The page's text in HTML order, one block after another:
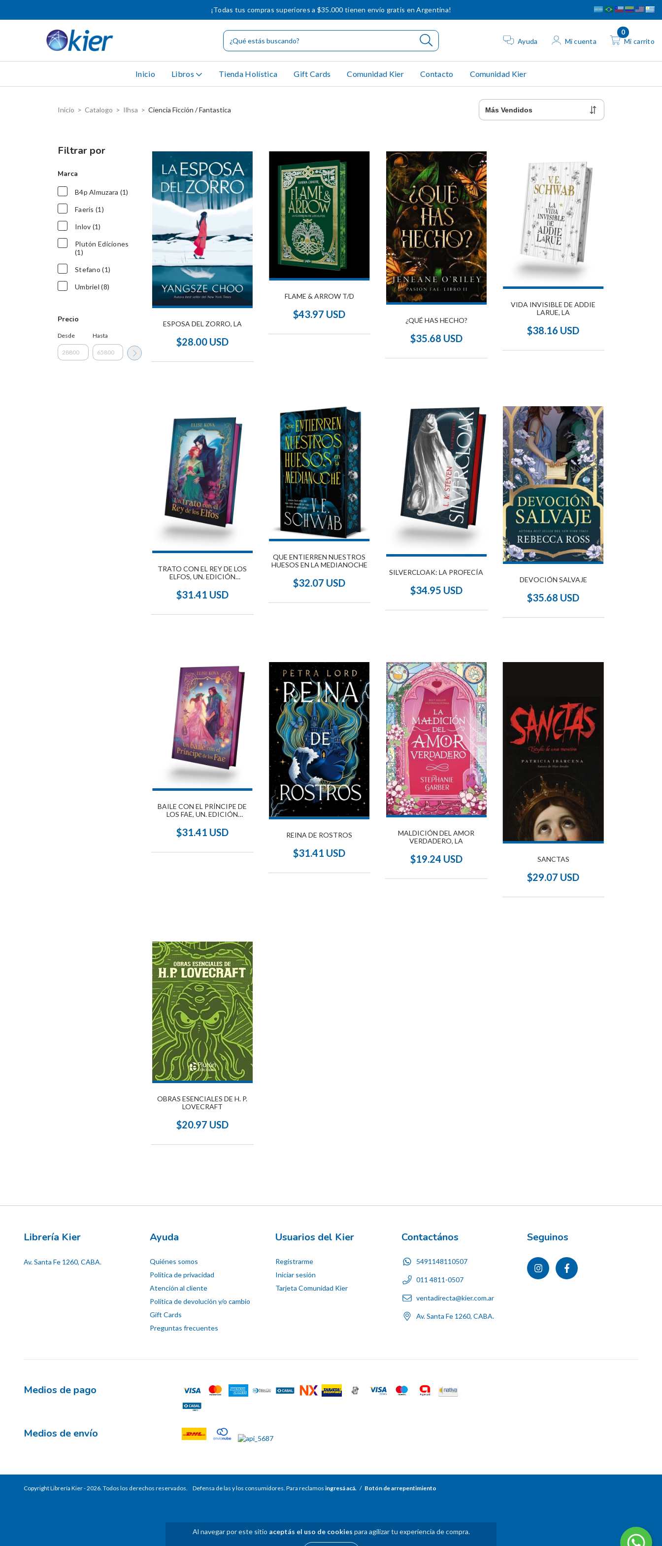
¡Todas tus compras superiores a $35.000 tienen envío gratis en Argentina!
Ayuda Mi cuenta Mi carrito
0
Inicio Libros Tienda Holística Gift Cards Comunidad Kier Contacto Comunidad Kier
Al navegar por este sitio aceptás el uso de cookies para agilizar tu experiencia de compra.
Inicio > Catalogo > Ilhsa > Ciencia Ficción / Fantastica
Filtrar por
Marca
B4p Almuzara (1)
Faeris (1)
Inlov (1)
Plutón Ediciones
(1)
Stefano (1)
Umbriel (8)
Precio
Desde Hasta
ESPOSA DEL ZORRO, LA
$28.00 USD
FLAME & ARROW T/D
$43.97 USD
¿QUÉ HAS HECHO?
$35.68 USD
VIDA INVISIBLE DE ADDIE
LARUE, LA
$38.16 USD
TRATO CON EL REY DE LOS
ELFOS, UN. EDICIÓN
$31.41 USD
QUE ENTIERREN NUESTROS
HUESOS EN LA MEDIANOCHE
$32.07 USD
SILVERCLOAK: LA PROFECÍA
$34.95 USD
DEVOCIÓN SALVAJE
$35.68 USD
BAILE CON EL PRÍNCIPE DE
LOS FAE, UN. EDICIÓN
$31.41 USD REINA DE ROSTROS
$31.41 USD
MALDICIÓN DEL AMOR
VERDADERO, LA
$19.24 USD SANCTAS
$29.07 USD
OBRAS ESENCIALES DE H. P.
LOVECRAFT
$20.97 USD
Librería Kier
Av. Santa Fe 1260, CABA.
Ayuda
Quiénes somos
Política de privacidad
Atención al cliente
Política de devolución y/o cambio
Gift Cards
Preguntas frecuentes
Usuarios del Kier
Registrarme
Iniciar sesión
Tarjeta Comunidad Kier
Contactános
5491148110507
011 4811-0507
ventadirecta@kier.com.ar
Av. Santa Fe 1260, CABA.
Seguinos
Medios de pago
Medios de envío
Copyright Librería Kier - 2026. Todos los derechos reservados. Defensa de las y los consumidores. Para reclamos ingresá acá. / Botón de arrepentimiento